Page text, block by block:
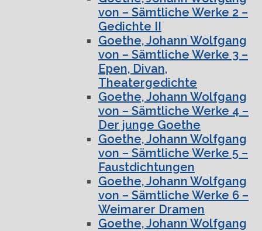
von – Sämtliche Werke 2 –
Gedichte II
Goethe, Johann Wolfgang
von – Sämtliche Werke 3 –
Epen, Divan,
Theatergedichte
Goethe, Johann Wolfgang
von – Sämtliche Werke 4 –
Der junge Goethe
Goethe, Johann Wolfgang
von – Sämtliche Werke 5 –
Faustdichtungen
Goethe, Johann Wolfgang
von – Sämtliche Werke 6 –
Weimarer Dramen
Goethe, Johann Wolfgang